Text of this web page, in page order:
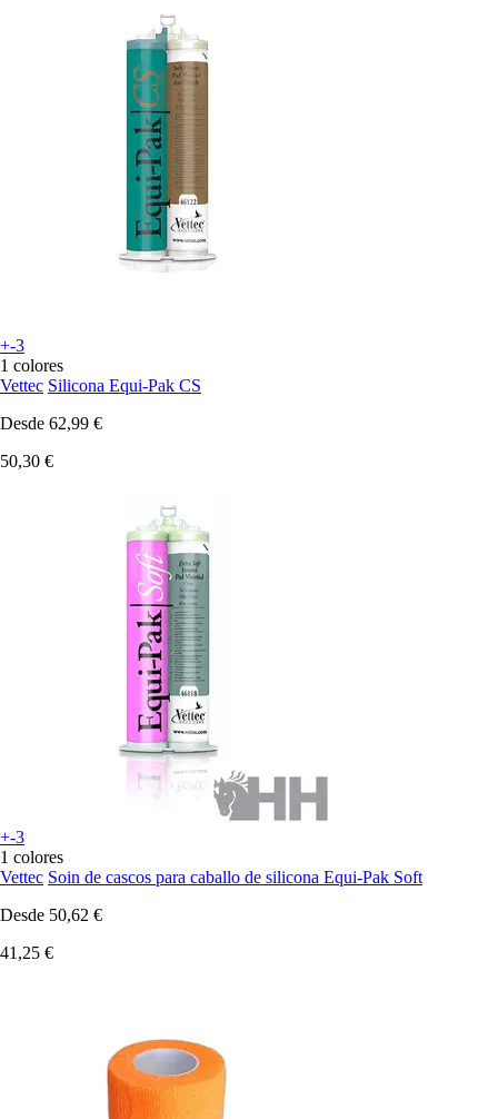
+-3
1 colores
Vettec Silicona Equi-Pak CS
Desde 62,99 €
50,30 €
+-3
1 colores
Vettec Soin de cascos para caballo de silicona Equi-Pak Soft
Desde 50,62 €
41,25 €